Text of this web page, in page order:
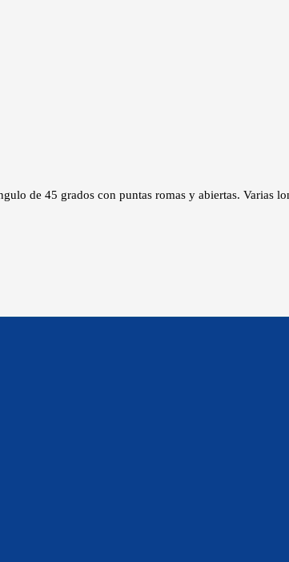
de 45 grados con puntas romas y abiertas. Varias